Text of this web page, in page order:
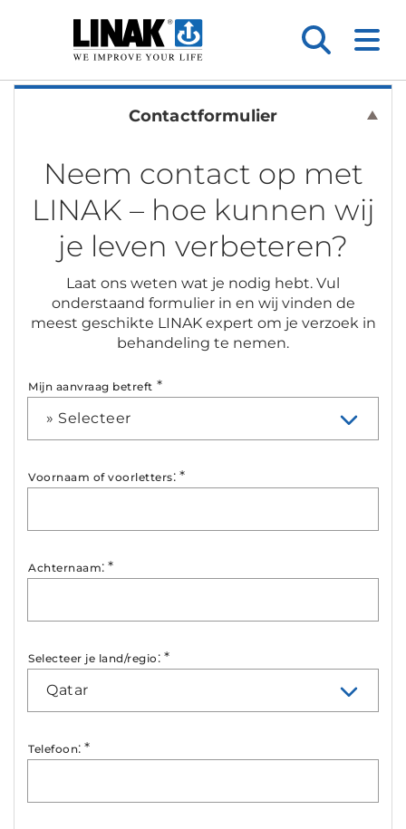
Contactformulier
Neem contact op met
LINAK – hoe kunnen wij
je leven verbeteren?
Laat ons weten wat je nodig hebt. Vul
onderstaand formulier in en wij vinden de
meest geschikte LINAK expert om je verzoek in
behandeling te nemen.
Mijn aanvraag betreft *
» Selecteer
Voornaam of voorletters: *
Achternaam: *
Selecteer je land/regio : *
Qatar
Telefoon: *